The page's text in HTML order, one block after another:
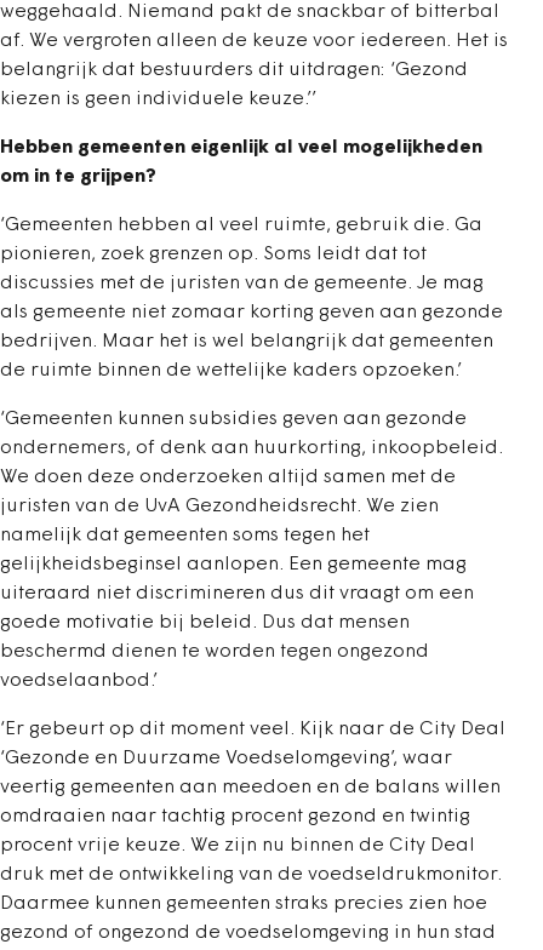
weggehaald. Niemand pakt de snackbar of bitterbal
af. We vergroten alleen de keuze voor iedereen. Het is
belangrijk dat bestuurders dit uitdragen: ‘Gezond
kiezen is geen individuele keuze.’’
Hebben gemeenten eigenlijk al veel mogelijkheden
om in te grijpen?
‘Gemeenten hebben al veel ruimte, gebruik die. Ga
pionieren, zoek grenzen op. Soms leidt dat tot
discussies met de juristen van de gemeente. Je mag
als gemeente niet zomaar korting geven aan gezonde
bedrijven. Maar het is wel belangrijk dat gemeenten
de ruimte binnen de wettelijke kaders opzoeken.’
‘Gemeenten kunnen subsidies geven aan gezonde
ondernemers, of denk aan huurkorting, inkoopbeleid.
We doen deze onderzoeken altijd samen met de
juristen van de UvA Gezondheidsrecht. We zien
namelijk dat gemeenten soms tegen het
gelijkheidsbeginsel aanlopen. Een gemeente mag
uiteraard niet discrimineren dus dit vraagt om een
goede motivatie bij beleid. Dus dat mensen
beschermd dienen te worden tegen ongezond
voedselaanbod.’
‘Er gebeurt op dit moment veel. Kijk naar de City Deal
‘Gezonde en Duurzame Voedselomgeving’, waar
veertig gemeenten aan meedoen en de balans willen
omdraaien naar tachtig procent gezond en twintig
procent vrije keuze. We zijn nu binnen de City Deal
druk met de ontwikkeling van de voedseldrukmonitor.
Daarmee kunnen gemeenten straks precies zien hoe
gezond of ongezond de voedselomgeving in hun stad